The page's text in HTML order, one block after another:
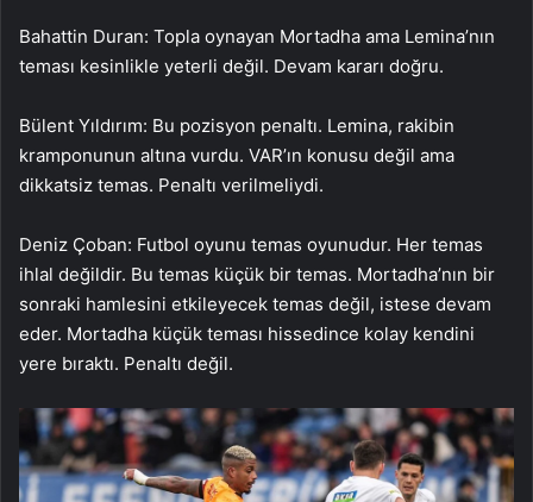
Bahattin Duran: Topla oynayan Mortadha ama Lemina’nın
teması kesinlikle yeterli değil. Devam kararı doğru.
Bülent Yıldırım: Bu pozisyon penaltı. Lemina, rakibin
kramponunun altına vurdu. VAR’ın konusu değil ama
dikkatsiz temas. Penaltı verilmeliydi.
Deniz Çoban: Futbol oyunu temas oyunudur. Her temas
ihlal değildir. Bu temas küçük bir temas. Mortadha’nın bir
sonraki hamlesini etkileyecek temas değil, istese devam
eder. Mortadha küçük teması hissedince kolay kendini
yere bıraktı. Penaltı değil.